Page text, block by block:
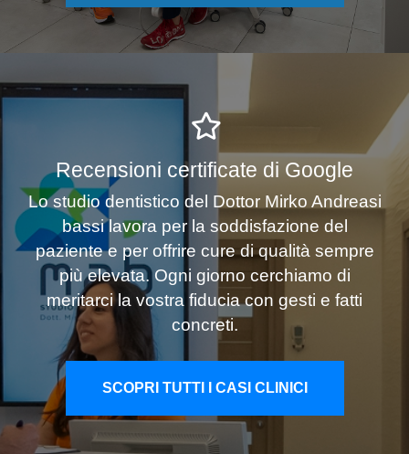
Recensioni certificate di Google
Lo studio dentistico del Dottor Mirko Andreasi
bassi lavora per la soddisfazione del
paziente e per offrire cure di qualità sempre
più elevata. Ogni giorno cerchiamo di
meritarci la vostra fiducia con gesti e fatti
concreti.
SCOPRI TUTTI I CASI CLINICI